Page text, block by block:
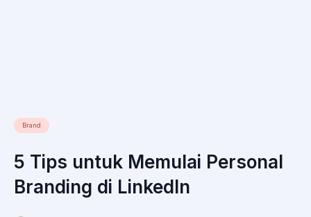
Brand
5 Tips untuk Memulai Personal
Branding di LinkedIn